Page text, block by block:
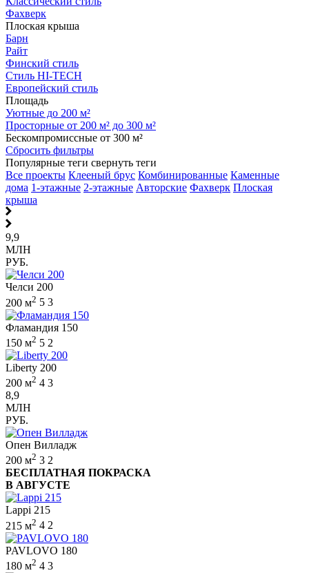
Фахверк
Плоская крыша
Барн
Райт
Финский стиль
Стиль HI-TECH
Европейский стиль
Площадь
Уютные до 200 м²
Просторные от 200 м² до 300 м²
Бескомпромиссные от 300 м²
Сбросить фильтры
Популярные теги свернуть теги
Все проекты Клееный брус Комбинированные Каменные
дома 1-этажные 2-этажные Авторские Фахверк Плоская
крыша
9,9
МЛН
РУБ.
Челси 200
200 м2 5 3
Фламандия 150
150 м2 5 2
Liberty 200
200 м2 4 3
8,9
МЛН
РУБ.
Опен Вилладж
200 м2 3 2
БЕСПЛАТНАЯ ПОКРАСКА
В АВГУСТЕ
Lappi 215
215 м2 4 2
PAVLOVO 180
180 м2 4 3